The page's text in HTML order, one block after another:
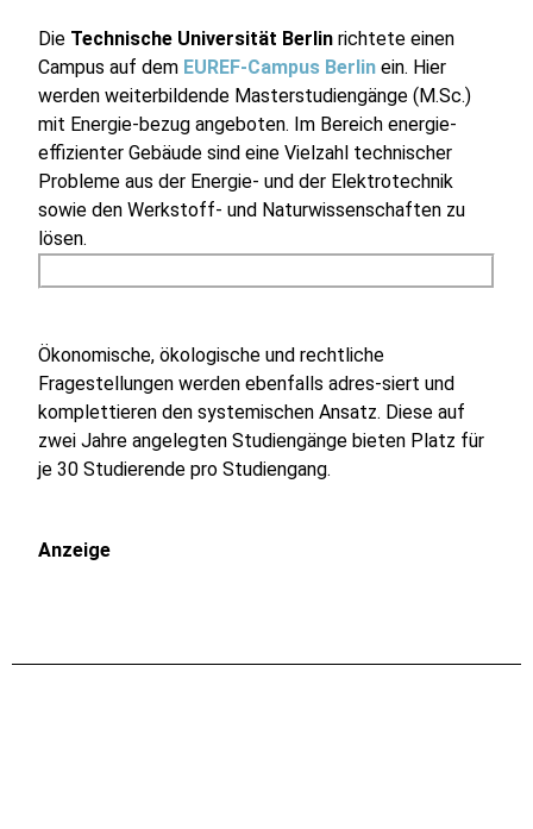
Die Technische Universität Berlin richtete einen
Campus auf dem EUREF-Campus Berlin ein. Hier
werden weiterbildende Masterstudiengänge (M.Sc.)
mit Energie-bezug angeboten. Im Bereich energie-
effizienter Gebäude sind eine Vielzahl technischer
Probleme aus der Energie- und der Elektrotechnik
sowie den Werkstoff- und Naturwissenschaften zu
lösen.
Ökonomische, ökologische und rechtliche
Fragestellungen werden ebenfalls adres-siert und
komplettieren den systemischen Ansatz. Diese auf
zwei Jahre angelegten Studiengänge bieten Platz für
je 30 Studierende pro Studiengang.
Anzeige